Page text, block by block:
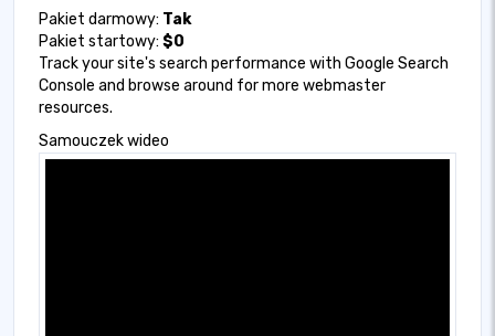
Pakiet darmowy: Tak
Pakiet startowy: $0
Track your site's search performance with Google Search
Console and browse around for more webmaster
resources.
Samouczek wideo